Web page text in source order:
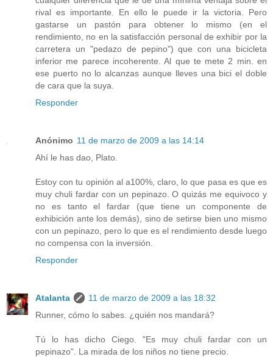
rival es importante. En ello le puede ir la victoria. Pero
gastarse un pastón para obtener lo mismo (en el
rendimiento, no en la satisfacción personal de exhibir por la
carretera un "pedazo de pepino") que con una bicicleta
inferior me parece incoherente. Al que te mete 2 min. en
ese puerto no lo alcanzas aunque lleves una bici el doble
de cara que la suya.
Responder
Anónimo 11 de marzo de 2009 a las 14:14
Ahí le has dao, Plato.
Estoy con tu opinión al a100%, claro, lo que pasa es que es
muy chuli fardar con un pepinazo. O quizás me equivoco y
no es tanto el fardar (que tiene un componente de
exhibición ante los demás), sino de setirse bien uno mismo
con un pepinazo, pero lo que es el rendimiento desde luego
no compensa con la inversión.
Responder
Atalanta
11 de marzo de 2009 a las 18:32
Runner, cómo lo sabes. ¿quién nos mandará?
Tú lo has dicho Ciego. "Es muy chuli fardar con un
pepinazo". La mirada de los niños no tiene precio.